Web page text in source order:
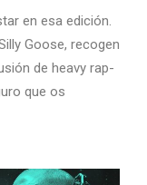
en esa edición.
Goose, recogen
de heavy rap-
que os